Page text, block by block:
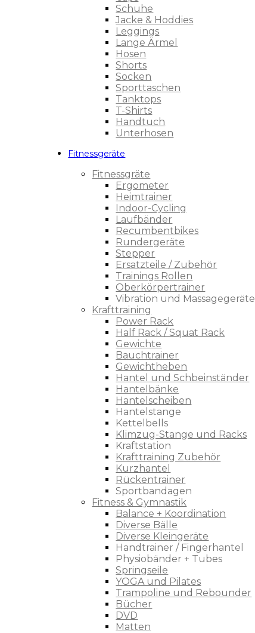
Schuhe
Jacke & Hoddies
Leggings
Lange Ärmel
Hosen
Shorts
Socken
Sporttaschen
Tanktops
T-Shirts
Handtuch
Unterhosen
Fitnessgeräte
Fitnessgräte
Ergometer
Heimtrainer
Indoor-Cycling
Laufbänder
Recumbentbikes
Rundergeräte
Stepper
Ersatzteile / Zubehör
Trainings Rollen
Oberkörpertrainer
Vibration und Massagegeräte
Krafttraining
Power Rack
Half Rack / Squat Rack
Gewichte
Bauchtrainer
Gewichtheben
Hantel und Schbeinständer
Hantelbänke
Hantelscheiben
Hantelstange
Kettelbells
Klimzug-Stange und Racks
Kraftstation
Krafttraining Zubehör
Kurzhantel
Rückentrainer
Sportbandagen
Fitness & Gymnastik
Balance + Koordination
Diverse Bälle
Diverse Kleingeräte
Handtrainer / Fingerhantel
Physiobänder + Tubes
Springseile
YOGA und Pilates
Trampoline und Rebounder
Bücher
DVD
Matten